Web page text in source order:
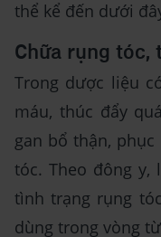
thể kể đến dưới
Chữa rụng tóc,
Trong dược liệu
máu, thúc đẩy
gan bổ thận,
tóc. Theo đông
tình trạng rụng
dùng trong vòng